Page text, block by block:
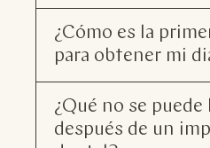
¿Cómo es la
para obtener mi
¿Qué no se puede
después de un